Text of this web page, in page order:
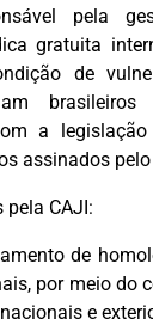
pela
gratuita
de
a
assinados
pela CAJI:
de
por meio do
e